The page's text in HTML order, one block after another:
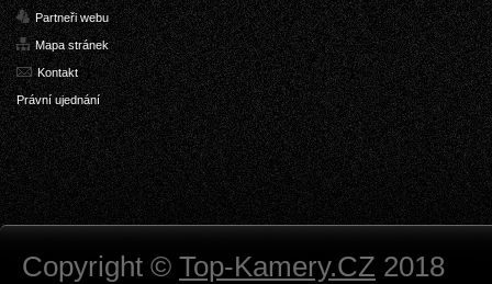
Partneři webu
Mapa stránek
Kontakt
Právní ujednání
Copyright © Top-Kamery.CZ 2018